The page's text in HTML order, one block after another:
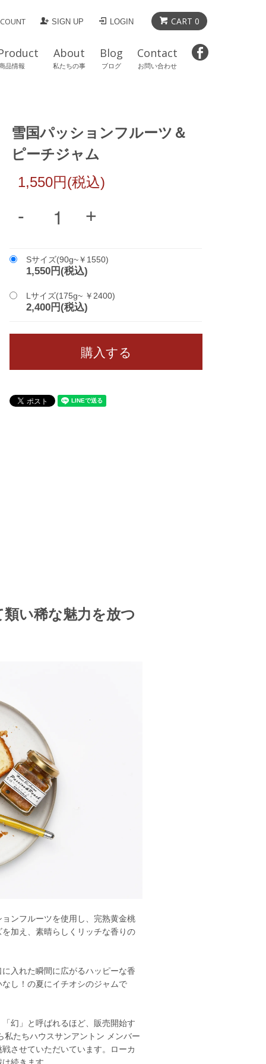
CART 0
SIGN UP LOGIN
品情報
About
私たちの事
Blog
ブログ
Contact
お問い合わせ
雪国パッションフルーツ＆
ピーチジャム
1,550円(税込)
Sサイズ(90g~￥1550)
1,550円(税込)
Lサイズ(175g~ ￥2400)
2,400円(税込)
い稀な魅力を放つ
ンフルーツを使用し、完熟黄金桃
加え、素晴らしくリッチな香りの
入れた瞬間に広がるハッピーな香
し！の夏にイチオシのジャムで
幻」と呼ばれるほど、販売開始す
たちハウスサンアントン メンバー
させていただいています。ローカ